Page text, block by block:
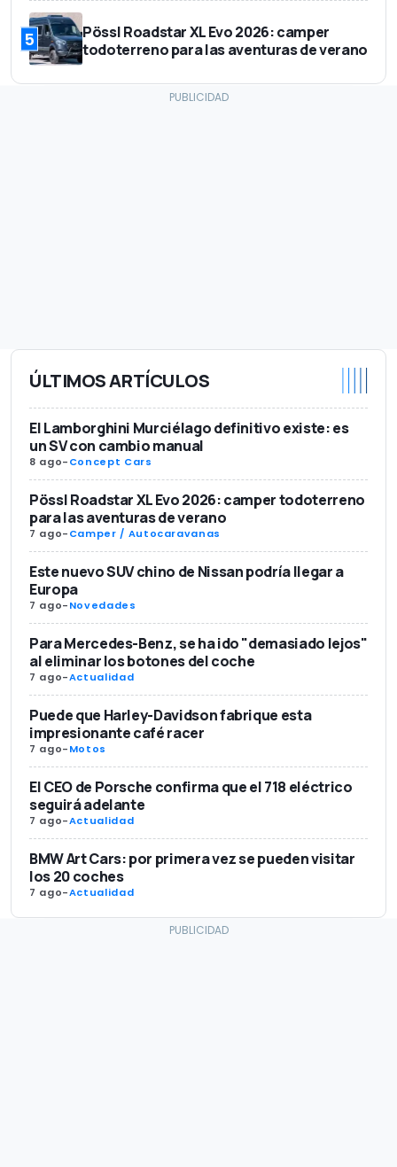
5
Pössl Roadstar XL Evo 2026: camper
todoterreno para las aventuras de verano
ÚLTIMOS ARTÍCULOS
El Lamborghini Murciélago definitivo existe: es
un SV con cambio manual
8 ago-Concept Cars
Pössl Roadstar XL Evo 2026: camper todoterreno
para las aventuras de verano
7 ago-Camper / Autocaravanas
Este nuevo SUV chino de Nissan podría llegar a
Europa
7 ago-Novedades
Para Mercedes-Benz, se ha ido "demasiado lejos"
al eliminar los botones del coche
7 ago-Actualidad
Puede que Harley-Davidson fabrique esta
impresionante café racer
7 ago-Motos
El CEO de Porsche confirma que el 718 eléctrico
seguirá adelante
7 ago-Actualidad
BMW Art Cars: por primera vez se pueden visitar
los 20 coches
7 ago-Actualidad